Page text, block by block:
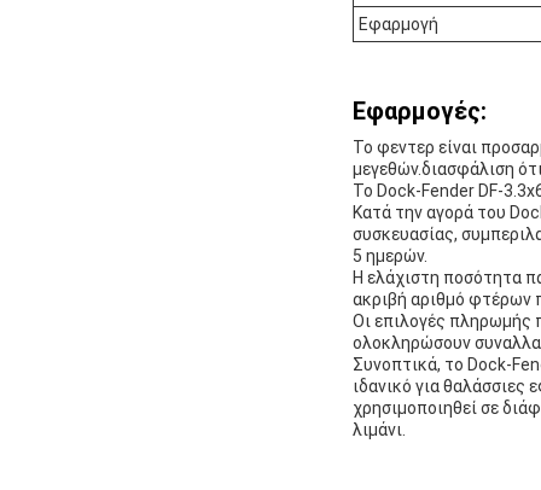
Εφαρμογή
Εφαρμογές:
Το φεντερ είναι
μεγεθών.διασφάλιση
Το Dock-Fender DF-
Κατά την αγορά του
συσκευασίας,
5 ημερών.
Η ελάχιστη ποσότητα
ακριβή αριθμό φτέρων
Οι επιλογές πληρωμής
ολοκληρώσουν
Συνοπτικά, το Dock-
ιδανικό για θαλάσσιες
χρησιμοποιηθεί σε
λιμάνι.